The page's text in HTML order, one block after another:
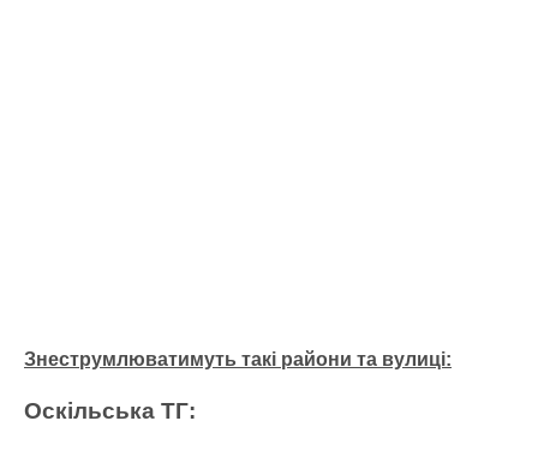
Знеструмлюватимуть такі райони та вулиці:
Оскільська ТГ: